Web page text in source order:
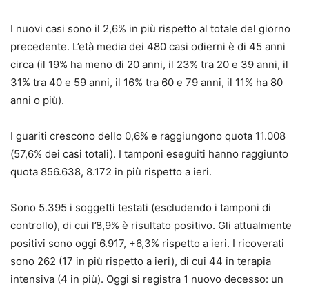
I nuovi casi sono il 2,6% in più rispetto al totale del giorno
precedente. L’età media dei 480 casi odierni è di 45 anni
circa (il 19% ha meno di 20 anni, il 23% tra 20 e 39 anni, il
31% tra 40 e 59 anni, il 16% tra 60 e 79 anni, il 11% ha 80
anni o più).
I guariti crescono dello 0,6% e raggiungono quota 11.008
(57,6% dei casi totali). I tamponi eseguiti hanno raggiunto
quota 856.638, 8.172 in più rispetto a ieri.
Sono 5.395 i soggetti testati (escludendo i tamponi di
controllo), di cui l’8,9% è risultato positivo. Gli attualmente
positivi sono oggi 6.917, +6,3% rispetto a ieri. I ricoverati
sono 262 (17 in più rispetto a ieri), di cui 44 in terapia
intensiva (4 in più). Oggi si registra 1 nuovo decesso: un